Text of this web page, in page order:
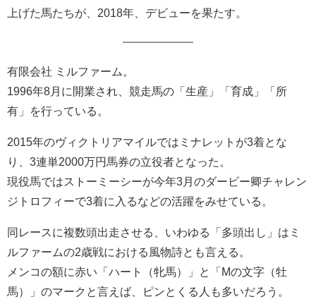
上げた馬たちが、2018年、デビューを果たす。
有限会社 ミルファーム。
1996年8月に開業され、競走馬の「生産」「育成」「所
有」を行っている。
2015年のヴィクトリアマイルではミナレットが3着とな
り、3連単2000万円馬券の立役者となった。
現役馬ではストーミーシーが今年3月のダービー卿チャレン
ジトロフィーで3着に入るなどの活躍をみせている。
同レースに複数頭出走させる、いわゆる「多頭出し」はミ
ルファームの2歳戦における風物詩とも言える。
メンコの額に赤い「ハート（牝馬）」と「Mの文字（牡
馬）」のマークと言えば、ピンとくる人も多いだろう。